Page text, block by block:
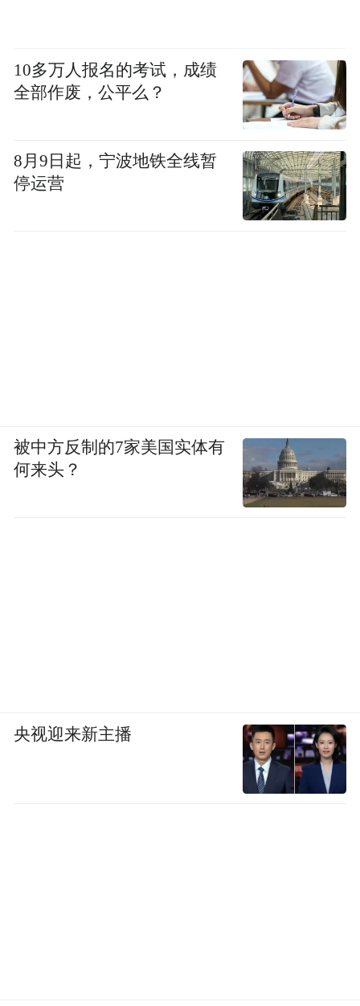
10多万人报名的考试，成绩
全部作废，公平么？
8月9日起，宁波地铁全线暂
停运营
被中方反制的7家美国实体有
何来头？
央视迎来新主播